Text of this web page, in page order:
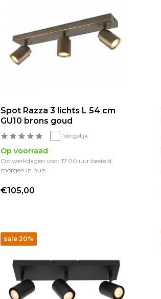
Spot Razza 3 lichts L 54 cm
GU10 brons goud
Vergelijk
Op voorraad
Op werkdagen voor 17.00 uur besteld,
morgen in huis
€105,00
sale 20%